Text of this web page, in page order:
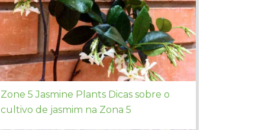
Zone 5 Jasmine Plants Dicas sobre o
cultivo de jasmim na Zona 5